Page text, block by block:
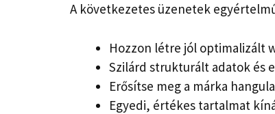
A következetes üzenetek
Hozzon létre jól optimalizált
Szilárd strukturált adatok és
Erősítse meg a márka
Egyedi, értékes tartalmat